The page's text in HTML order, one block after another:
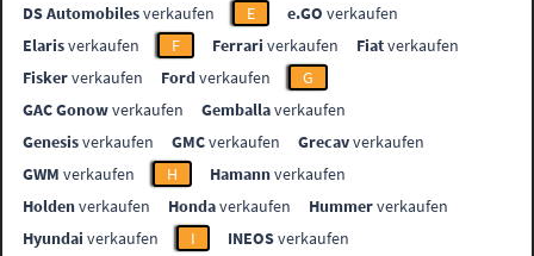
DS Automobilesverkaufen E e.GO verkaufen
Elarisverkaufen F Ferrari verkaufen Fiatverkaufen
Fiskerverkaufen Fordverkaufen
G
GAC Gonowverkaufen Gemballaverkaufen
Genesisverkaufen GMCverkaufen Grecavverkaufen
GWM verkaufen H Hamannverkaufen
Holdenverkaufen Hondaverkaufen Hummerverkaufen
Hyundai verkaufen I INEOSverkaufen